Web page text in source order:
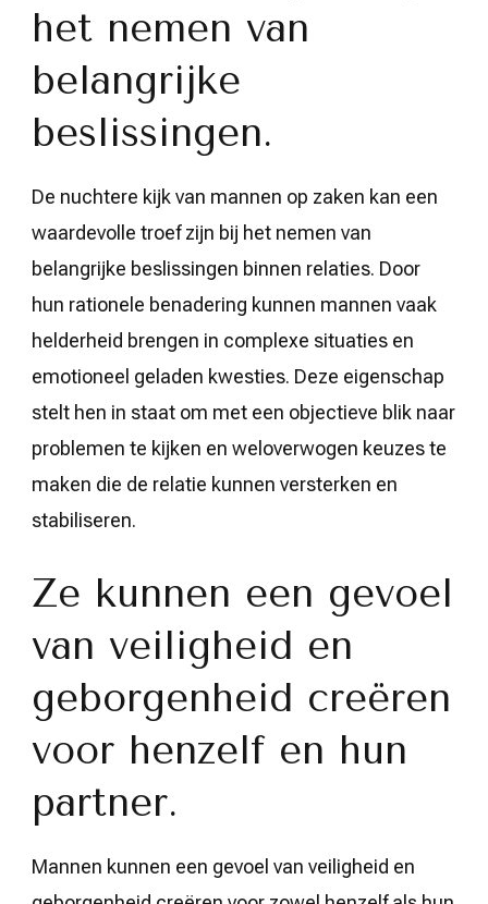
het nemen van
belangrijke
beslissingen.
De nuchtere kijk van mannen op zaken kan een
waardevolle troef zijn bij het nemen van
belangrijke beslissingen binnen relaties. Door
hun rationele benadering kunnen mannen vaak
helderheid brengen in complexe situaties en
emotioneel geladen kwesties. Deze eigenschap
stelt hen in staat om met een objectieve blik naar
problemen te kijken en weloverwogen keuzes te
maken die de relatie kunnen versterken en
stabiliseren.
Ze kunnen een gevoel
van veiligheid en
geborgenheid creëren
voor henzelf en hun
partner.
Mannen kunnen een gevoel van veiligheid en